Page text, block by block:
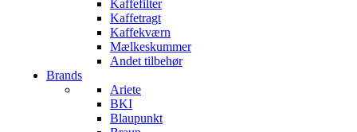
Kaffefilter
Kaffetragt
Kaffekværn
Mælkeskummer
Andet tilbehør
Brands
Ariete
BKI
Blaupunkt